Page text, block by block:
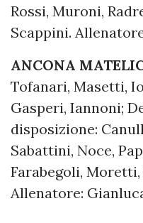
Rossi, Muroni,
Scappini.
ANCONA
Tofanari, Masetti,
Gasperi, Iannoni;
disposizione:
Sabattini, Noce,
Farabegoli,
Allenatore: